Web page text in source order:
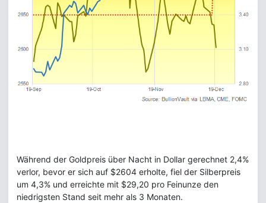
Während der Goldpreis über Nacht in Dollar gerechnet 2,4%
verlor, bevor er sich auf $2604 erholte, fiel der Silberpreis
um 4,3% und erreichte mit $29,20 pro Feinunze den
niedrigsten Stand seit mehr als 3 Monaten.